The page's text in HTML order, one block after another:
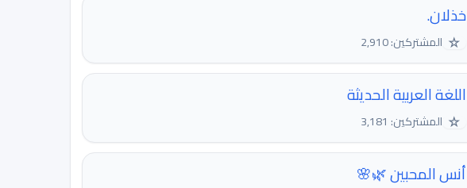
خذلان.
☆ المشتركين: 2,910
اللغة العربية الحديثة
☆ المشتركين: 3,181
أنس المحبين 🌿🌸